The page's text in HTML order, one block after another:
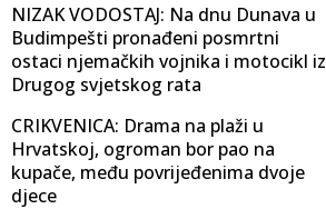
NIZAK VODOSTAJ: Na dnu Dunava u
Budimpešti pronađeni posmrtni
ostaci njemačkih vojnika i motocikl iz
Drugog svjetskog rata
CRIKVENICA: Drama na plaži u
Hrvatskoj, ogroman bor pao na
kupače, među povrijeđenima dvoje
djece